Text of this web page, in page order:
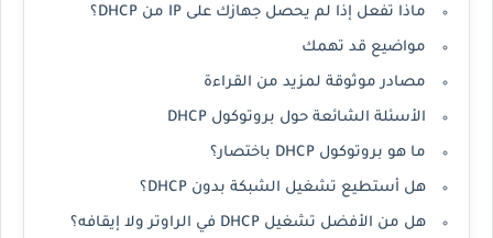
ماذا تفعل إذا لم يحصل جهازك على IP من DHCP؟
مواضيع قد تهمك
مصادر موثوقة لمزيد من القراءة
الأسئلة الشائعة حول بروتوكول DHCP
ما هو بروتوكول DHCP باختصار؟
هل أستطيع تشغيل الشبكة بدون DHCP؟
هل من الأفضل تشغيل DHCP في الراوتر ولا إيقافه؟